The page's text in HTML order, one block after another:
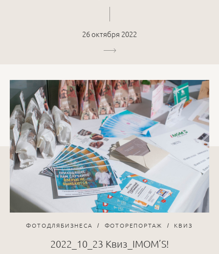
26 октября 2022
ФОТОДЛЯБИЗНЕСА ФОТОРЕПОРТАЖ КВИЗ
2022_10_23 Квиз_IMOM’S!